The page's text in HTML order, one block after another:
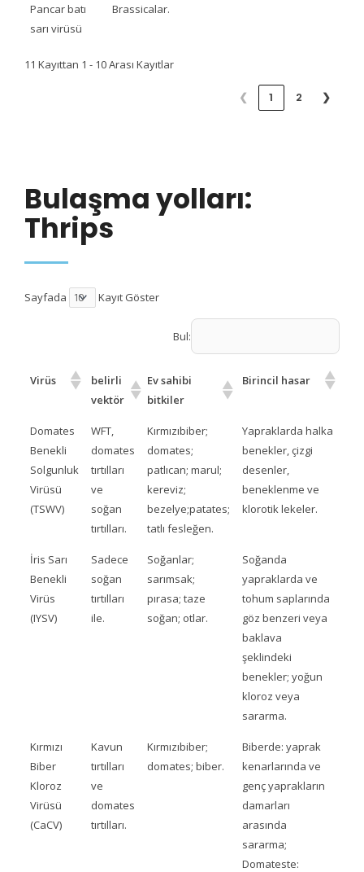
Pancar batı
sarı virüsü
Brassicalar.
11 Kayıttan 1 - 10 Arası Kayıtlar
❮ 1 2 ❯
Bulaşma yolları:
Thrips
Sayfada Kayıt Göster
Bul:
Virüs
belirli
vektör
Ev sahibi
bitkiler
Birincil hasar
Domates
Benekli
Solgunluk
Virüsü
(TSWV)
WFT,
domates
tırtılları
ve
soğan
tırtılları.
Kırmızıbiber;
domates;
patlıcan; marul;
kereviz;
bezelye;patates;
tatlı fesleğen.
Yapraklarda halka
benekler, çizgi
desenler,
beneklenme ve
klorotik lekeler.
İris Sarı
Benekli
Virüs
(IYSV)
Sadece
soğan
tırtılları
ile.
Soğanlar;
sarımsak;
pırasa; taze
soğan; otlar.
Soğanda
yapraklarda ve
tohum saplarında
göz benzeri veya
baklava
şeklindeki
benekler; yoğun
kloroz veya
sararma.
Kırmızı
Biber
Kloroz
Virüsü
(CaCV)
Kavun
tırtılları
ve
domates
tırtılları.
Kırmızıbiber;
domates; biber.
Biberde: yaprak
kenarlarında ve
genç yaprakların
damarları
arasında
sararma;
Domateste: